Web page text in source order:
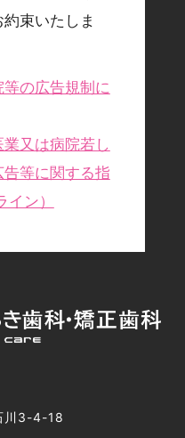
束いたしま
等の広告規制に
業又は病院若し
等に関する指
ン）
川3-4-18